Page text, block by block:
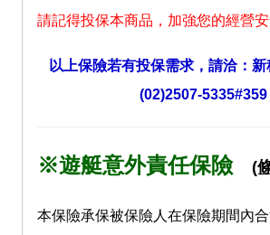
請記得投保本商品，加強您的經營安
以上保險若有投保需求，請洽：
(02)2507-5335#359
※遊艇意外責任保險 (
本保險承保被保險人在保險期間內